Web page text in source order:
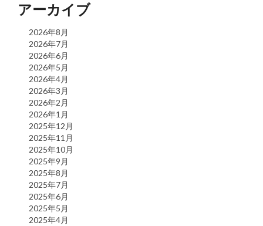
アーカイブ
2026年8月
2026年7月
2026年6月
2026年5月
2026年4月
2026年3月
2026年2月
2026年1月
2025年12月
2025年11月
2025年10月
2025年9月
2025年8月
2025年7月
2025年6月
2025年5月
2025年4月